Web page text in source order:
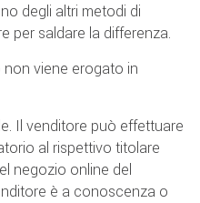
degli altri metodi di
per saldare la differenza.
viene erogato in
Il venditore può effettuare
al rispettivo titolare
negozio online del
è a conoscenza o